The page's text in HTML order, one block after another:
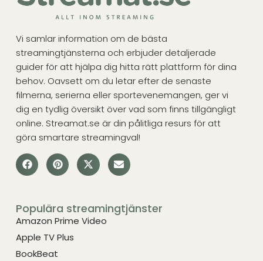
Vi samlar information om de bästa
streamingtjänsterna och erbjuder detaljerade
guider för att hjälpa dig hitta rätt plattform för dina
behov. Oavsett om du letar efter de senaste
filmerna, serierna eller sportevenemangen, ger vi
dig en tydlig översikt över vad som finns tillgängligt
online. Streamat.se är din pålitliga resurs för att
göra smartare streamingval!
Populära streamingtjänster
Amazon Prime Video
Apple TV Plus
BookBeat